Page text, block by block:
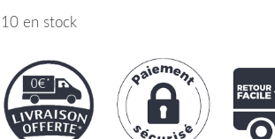
10 en stock